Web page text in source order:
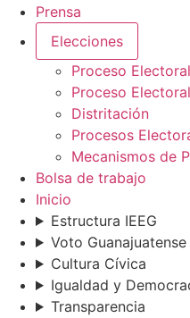
Prensa
Elecciones
Proceso
Proceso
Distritación
Procesos
Mecanismos de
Bolsa de trabajo
Inicio
Estructura IEEG
Voto
Cultura Cívica
Igualdad y
Transparencia